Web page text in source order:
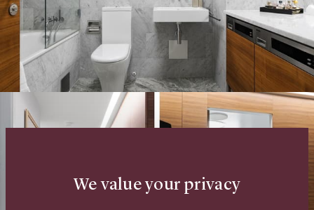
We value your privacy